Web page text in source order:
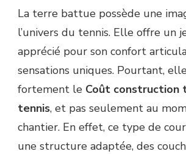
La terre battue possède une
l’univers du tennis. Elle offre un
apprécié pour son confort
sensations uniques. Pourtant,
fortement le Coût construction
tennis, et pas seulement au
chantier. En effet, ce type de
une structure adaptée, des